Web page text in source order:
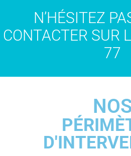
N’HÉSITEZ
CONTACTER SUR
77